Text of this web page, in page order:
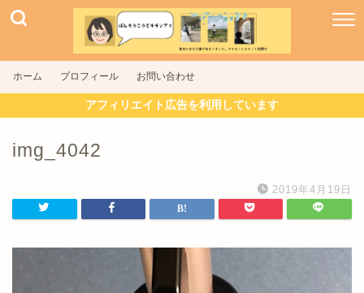
ホーム プロフィール お問い合わせ
アフィリエイト広告を利用しています
img_4042
2019年4月19日